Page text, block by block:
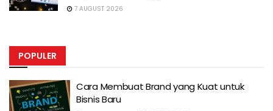
7 AUGUST 2026
POPULER
Cara Membuat Brand yang Kuat untuk
Bisnis Baru